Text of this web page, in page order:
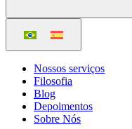
Nossos serviços
Filosofia
Blog
Depoimentos
Sobre Nós